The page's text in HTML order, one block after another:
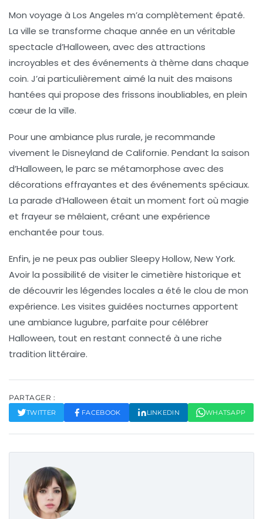
Mon voyage à Los Angeles m’a complètement épaté.
La ville se transforme chaque année en un véritable
spectacle d’Halloween, avec des attractions
incroyables et des événements à thème dans chaque
coin. J’ai particulièrement aimé la nuit des maisons
hantées qui propose des frissons inoubliables, en plein
cœur de la ville.
Pour une ambiance plus rurale, je recommande
vivement le Disneyland de Californie. Pendant la saison
d’Halloween, le parc se métamorphose avec des
décorations effrayantes et des événements spéciaux.
La parade d’Halloween était un moment fort où magie
et frayeur se mêlaient, créant une expérience
enchantée pour tous.
Enfin, je ne peux pas oublierSleepy Hollow, New York.
Avoir la possibilité de visiter le cimetière historique et
de découvrir les légendes locales a été le clou de mon
expérience. Les visites guidées nocturnes apportent
une ambiance lugubre, parfaite pour célébrer
Halloween, tout en restant connecté à une riche
tradition littéraire.
PARTAGER :
TWITTER FACEBOOK LINKEDIN WHATSAPP